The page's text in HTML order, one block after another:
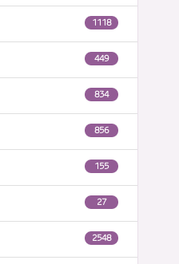
1118
449
834
856
155
27
2548